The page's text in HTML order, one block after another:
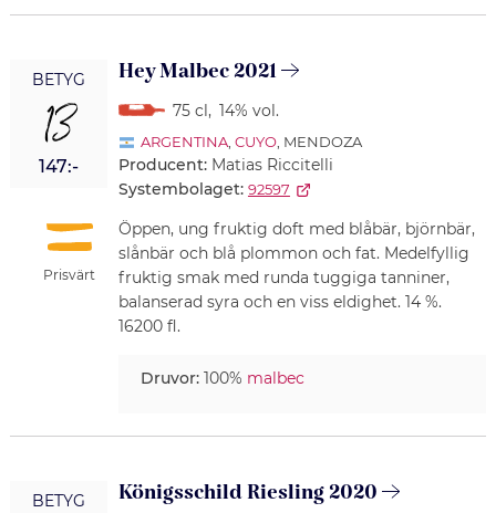
BETYG
13
147:-
Prisvärt
Hey Malbec 2021
75 cl, 14% vol.
ARGENTINA, CUYO, MENDOZA
Producent: Matias Riccitelli
Systembolaget: 92597
Öppen, ung fruktig doft med blåbär, björnbär,
slånbär och blå plommon och fat. Medelfyllig
fruktig smak med runda tuggiga tanniner,
balanserad syra och en viss eldighet. 14 %.
16200 fl.
Druvor:100% malbec
BETYG Königsschild Riesling 2020